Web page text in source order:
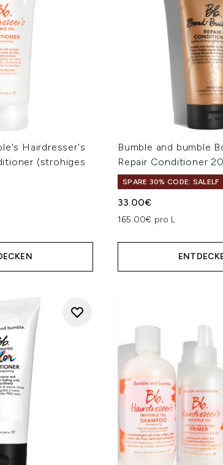
Hairdresser's
(strohiges
Bumble and bumble
Repair Conditioner
SPARE 30% CODE: SALELF
33.00€
165.00€ pro L